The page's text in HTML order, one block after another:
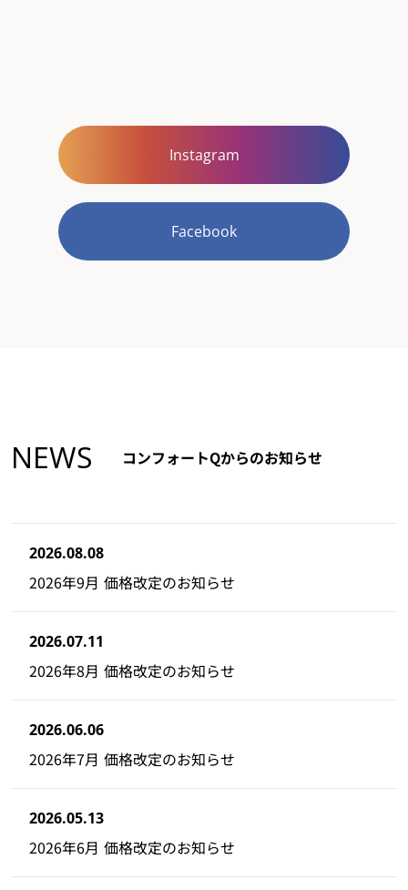
Instagram
Facebook
NEWS コンフォートQからのお知らせ
2026.08.08
2026年9月 価格改定のお知らせ
2026.07.11
2026年8月 価格改定のお知らせ
2026.06.06
2026年7月 価格改定のお知らせ
2026.05.13
2026年6月 価格改定のお知らせ